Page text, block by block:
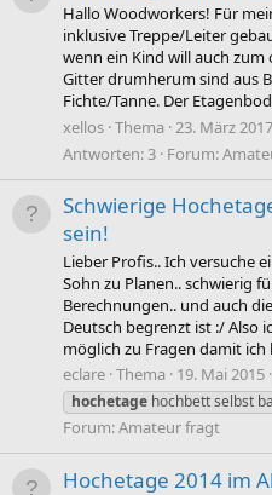
Hallo Woodworkers! Für
inklusive Treppe/Leiter
wenn ein Kind will auch zum
Gitter drumherum sind aus
Fichte/Tanne. Der
xellos Thema 23. März 2017
Antworten: 3 Forum:
Schwierige
sein!
Lieber Profis.. Ich versuche
Sohn zu Planen.. schwierig
Berechnungen.. und auch
Deutsch begrenzt ist :/ Also
möglich zu Fragen damit ich
eclare Thema 19. Mai 2015
hochetage hochbett selbst
Forum:Amateur fragt
Hochetage 2014 im